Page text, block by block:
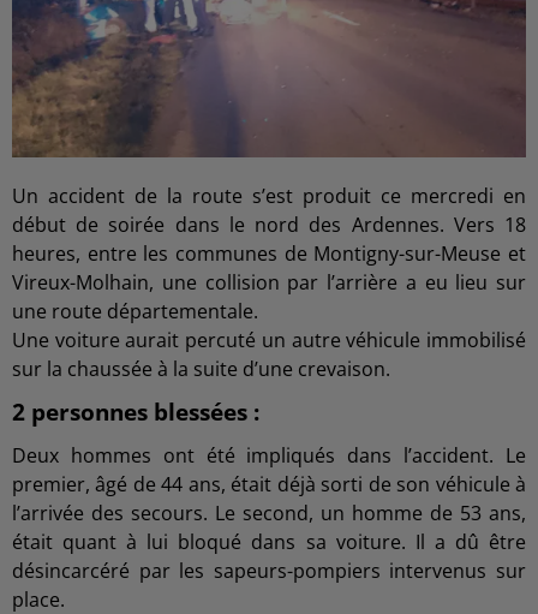
Un accident de la route s’est produit ce mercredi en
début de soirée dans le nord des Ardennes. Vers 18
heures, entre les communes de Montigny-sur-Meuse et
Vireux-Molhain, une collision par l’arrière a eu lieu sur
une route départementale.
Une voiture aurait percuté un autre véhicule immobilisé
sur la chaussée à la suite d’une crevaison.
2 personnes blessées :
Deux hommes ont été impliqués dans l’accident. Le
premier, âgé de 44 ans, était déjà sorti de son véhicule à
l’arrivée des secours. Le second, un homme de 53 ans,
était quant à lui bloqué dans sa voiture. Il a dû être
désincarcéré par les sapeurs-pompiers intervenus sur
place.